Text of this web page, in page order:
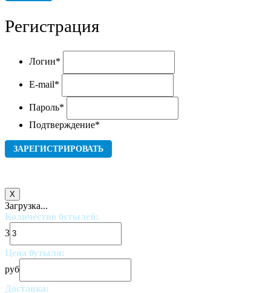
Регистрация
Логин*
E-mail*
Пароль*
Подтверждение*
X
Загрузка...
Количество бутылей:
3
Цена бутыля:
руб
Доставка: